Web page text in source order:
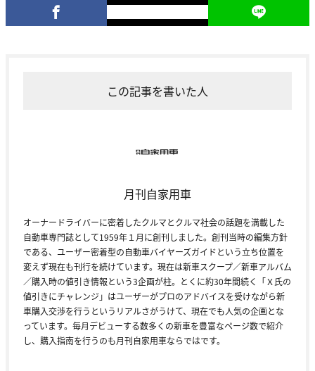
この記事を書いた人
月刊自家用車
オーナードライバーに密着したクルマとクルマ社会の話題を満載した
自動車専門誌として1959年１月に創刊しました。創刊当時の編集方針
である、ユーザー密着型の自動車バイヤーズガイドという立ち位置を
変えず現在も刊行を続けています。現在は新車スクープ／新車アルバム
／購入時の値引き情報という3企画が柱。とくに約30年間続く「Ｘ氏の
値引きにチャレンジ」はユーザーがプロのアドバイスを受けながら新
車購入交渉を行うというリアルさがうけて、現在でも人気の企画とな
っています。毎月デビューする数多くの新車を豊富なページ数で紹介
し、購入指南を行うのも月刊自家用車ならではです。